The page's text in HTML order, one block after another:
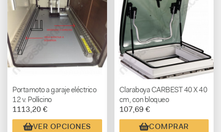
Portamoto a garaje eléctrico
12 v. Pollicino
1113,20 €
VER OPCIONES
Claraboya CARBEST 40 X 40
cm, con bloqueo
107,69 €
COMPRAR